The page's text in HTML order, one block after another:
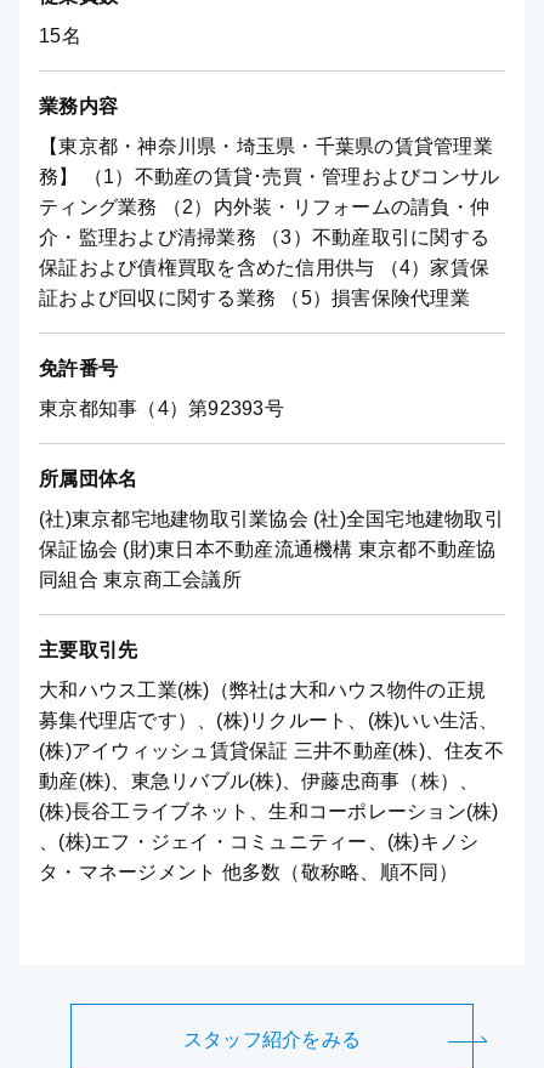
15名
業務内容
【東京都・神奈川県・埼玉県・千葉県の賃貸管理業
務】 （1）不動産の賃貸･売買・管理およびコンサル
ティング業務 （2）内外装・リフォームの請負・仲
介・監理および清掃業務 （3）不動産取引に関する
保証および債権買取を含めた信用供与 （4）家賃保
証および回収に関する業務 （5）損害保険代理業
免許番号
東京都知事（4）第92393号
所属団体名
(社)東京都宅地建物取引業協会 (社)全国宅地建物取引
保証協会 (財)東日本不動産流通機構 東京都不動産協
同組合 東京商工会議所
主要取引先
大和ハウス工業(株)（弊社は大和ハウス物件の正規
募集代理店です）、(株)リクルート、(株)いい生活、
(株)アイウィッシュ賃貸保証 三井不動産(株)、住友不
動産(株)、東急リバブル(株)、伊藤忠商事（株）、
(株)長谷工ライブネット、生和コーポレーション(株)
、(株)エフ・ジェイ・コミュニティー、(株)キノシ
タ・マネージメント 他多数（敬称略、順不同）
スタッフ紹介をみる